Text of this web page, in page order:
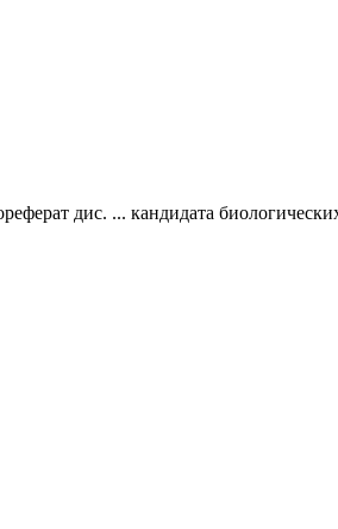
дис. ... кандидата